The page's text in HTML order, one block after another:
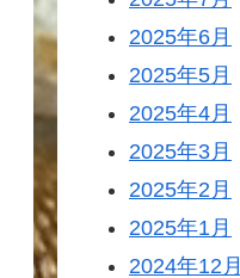
2025年6月
2025年5月
2025年4月
2025年3月
2025年2月
2025年1月
2024年12月